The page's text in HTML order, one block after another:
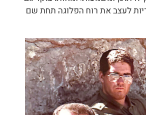
לעצב את רוח הפלוגה תחת שם